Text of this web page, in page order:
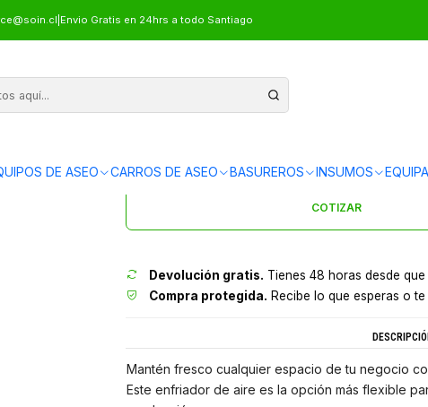
DE ASEO CARROS DE ASEO BASUREROS INSUMOS
Envio Gratis en 24hrs a todo Santiago
ENFRIADOR DE AIRE
Envíos gratis en 24 hrs en
COTIZAR
Devolución gratis. Tienes 48 horas desde
Compra protegida. Recibe lo que esperas o
Mantén fresco cualquier espacio de tu negocio
Este enfriador de aire es la opción más flexible